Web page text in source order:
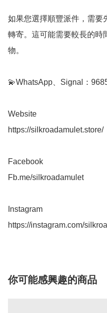
如果您選擇順豐派件，需要
轉寄。這可能需要較長的時
物。
💫WhatsApp、Signal：
Website
https://silkroadamulet.store/
Facebook
Fb.me/silkroadamulet
Instagram
https://instagram.com/
你可能感興趣的商品